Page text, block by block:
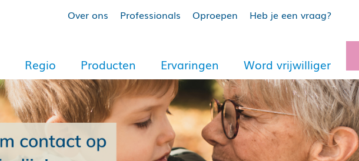
Over ons Professionals Oproepen Heb je een vraag?
Regio Producten Ervaringen Word vrijwilliger